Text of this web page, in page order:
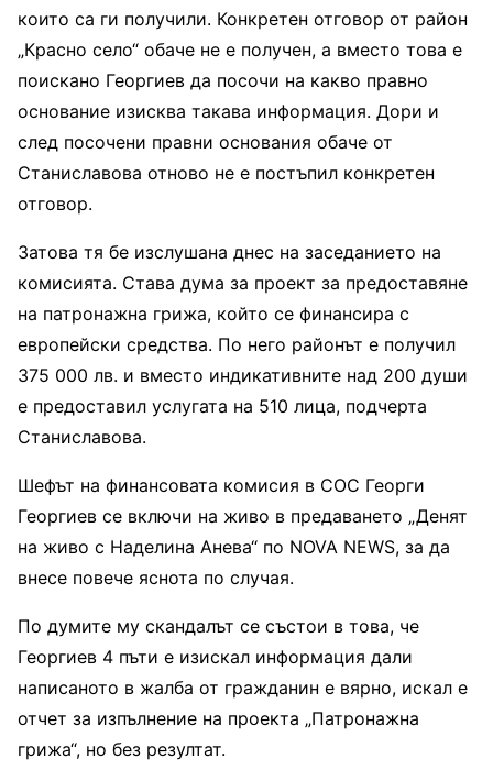
които са ги получили. Конкретен отговор от район
„Красно село“ обаче не е получен, а вместо това е
поискано Георгиев да посочи на какво правно
основание изисква такава информация. Дори и
след посочени правни основания обаче от
Станиславова отново не е постъпил конкретен
отговор.
Затова тя бе изслушана днес на заседанието на
комисията. Става дума за проект за предоставяне
на патронажна грижа, който се финансира с
европейски средства. По него районът е получил
375 000 лв. и вместо индикативните над 200 души
е предоставил услугата на 510 лица, подчерта
Станиславова.
Шефът на финансовата комисия в СОС Георги
Георгиев се включи на живо в предаването „Денят
на живо с Наделина Анева“ по NOVA NEWS, за да
внесе повече яснота по случая.
По думите му скандалът се състои в това, че
Георгиев 4 пъти е изискал информация дали
написаното в жалба от гражданин е вярно, искал е
отчет за изпълнение на проекта „Патронажна
грижа“, но без резултат.